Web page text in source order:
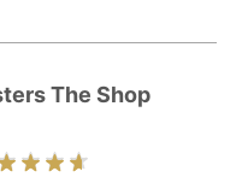
The Shop